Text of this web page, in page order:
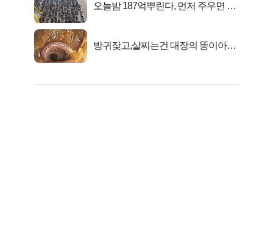
오늘밤 187억뿌린다, 먼저 주우면 최
방귀잦고,살찌는건 대장의 똥이아니